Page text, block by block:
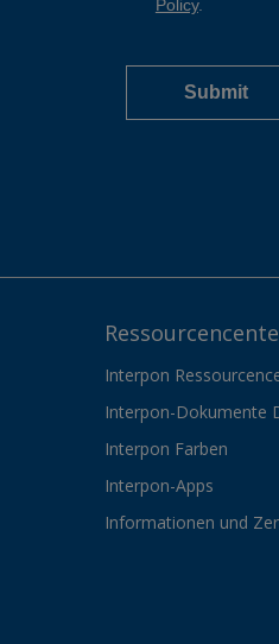
Interpon
Interpon-Dokumente
Interpon Farben
Interpon-Apps
Informationen und